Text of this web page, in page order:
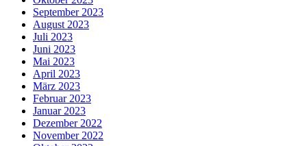
September 2023
August 2023
Juli 2023
Juni 2023
Mai 2023
April 2023
März 2023
Februar 2023
Januar 2023
Dezember 2022
November 2022